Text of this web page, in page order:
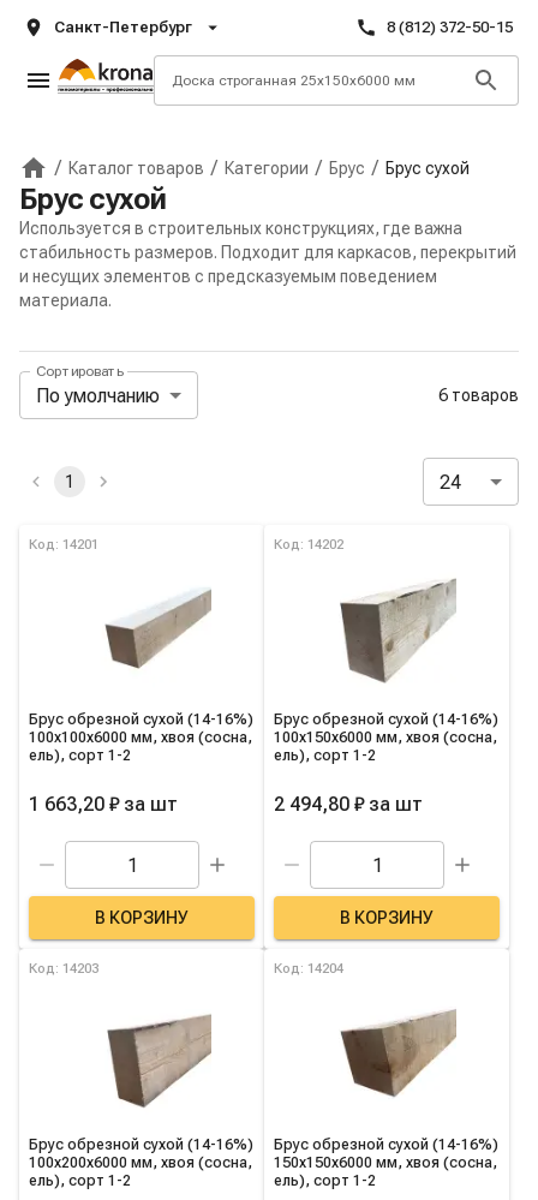
Санкт-Петербург 8 (812) 372-50-15
Главная
/ Каталог товаров / Категории / Брус / Брус сухой
Брус сухой
Используется в строительных конструкциях, где важна
стабильность размеров. Подходит для каркасов, перекрытий
и несущих элементов с предсказуемым поведением
материала.
Панель сортировки и
Сортировать
По умолчанию 6 товаров
Активные и избранные фильтры
1 24
Список товаров категории
Код: 14201
Брус обрезной сухой (14-16%)
100х100х6000 мм, хвоя (сосна,
ель), сорт 1-2
1 663,20 ₽ за шт
В КОРЗИНУ
Код: 14202
Брус обрезной сухой (14-16%)
100х150х6000 мм, хвоя (сосна,
ель), сорт 1-2
2 494,80 ₽ за шт
В КОРЗИНУ
Код: 14203
Брус обрезной сухой (14-16%)
100х200х6000 мм, хвоя (сосна,
ель), сорт 1-2
Код: 14204
Брус обрезной сухой (14-16%)
150х150х6000 мм, хвоя (сосна,
ель), сорт 1-2